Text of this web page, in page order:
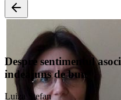
Despre sentimentul
indeajuns de bun
Luiza Stefan